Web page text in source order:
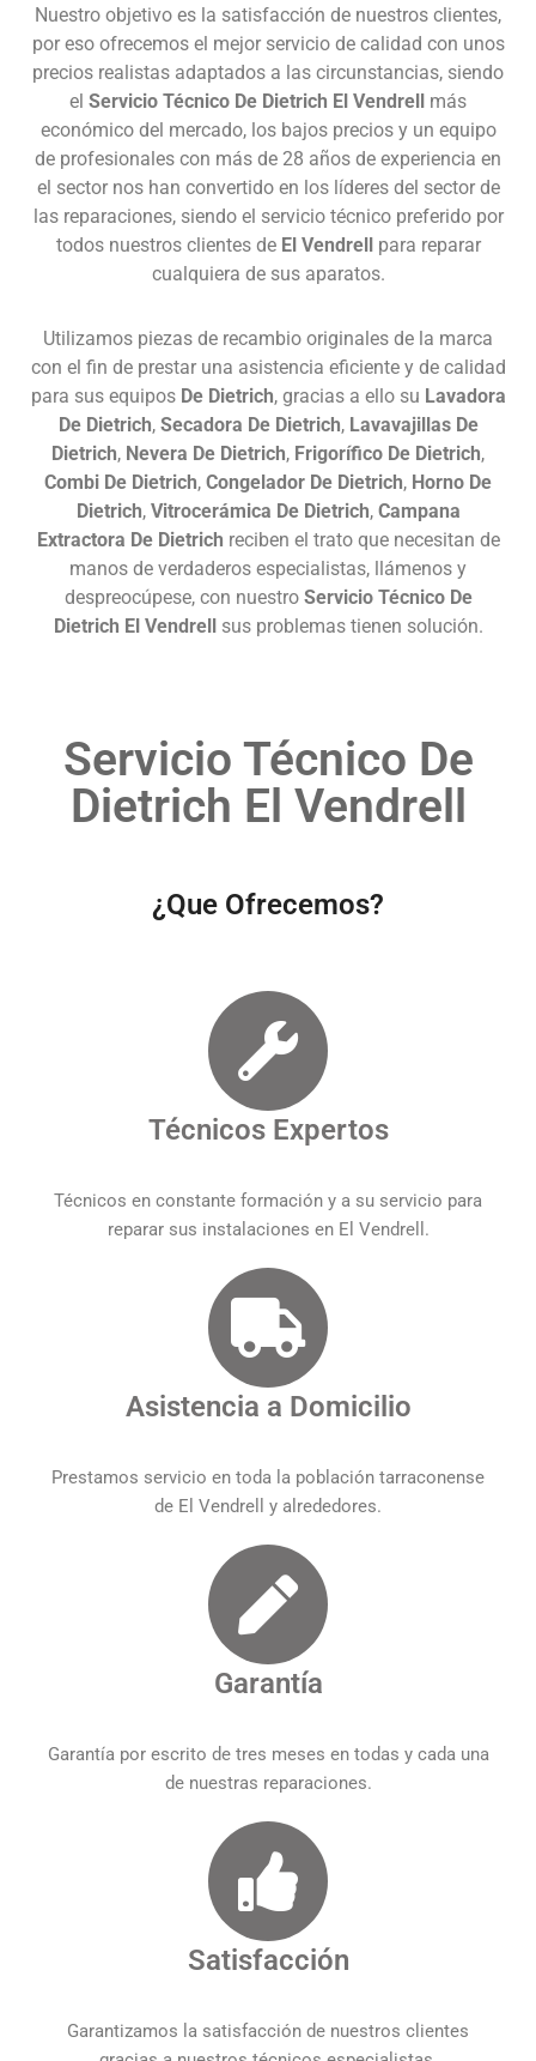
Nuestro objetivo es la satisfacción de nuestros clientes,
por eso ofrecemos el mejor servicio de calidad con unos
precios realistas adaptados a las circunstancias, siendo
el Servicio Técnico De Dietrich El Vendrell más
económico del mercado, los bajos precios y un equipo
de profesionales con más de 28 años de experiencia en
el sector nos han convertido en los líderes del sector de
las reparaciones, siendo el servicio técnico preferido por
todos nuestros clientes de El Vendrellpara reparar
cualquiera de sus aparatos.
Utilizamos piezas de recambio originales de la marca
con el fin de prestar una asistencia eficiente y de calidad
para sus equipos De Dietrich, gracias a ello su Lavadora
De Dietrich, Secadora De Dietrich, Lavavajillas De
Dietrich, Nevera De Dietrich, Frigorífico De Dietrich,
Combi De Dietrich, Congelador De Dietrich, Horno De
Dietrich, Vitrocerámica De Dietrich, Campana
Extractora De Dietrich reciben el trato que necesitan de
manos de verdaderos especialistas, llámenos y
despreocúpese, con nuestro Servicio Técnico De
Dietrich El Vendrellsus problemas tienen solución.
Servicio Técnico De
Dietrich El Vendrell
¿Que Ofrecemos?
Técnicos Expertos
Técnicos en constante formación y a su servicio para
reparar sus instalaciones en El Vendrell.
Asistencia a Domicilio
Prestamos servicio en toda la población tarraconense
de El Vendrell y alrededores.
Garantía
Garantía por escrito de tres meses en todas y cada una
de nuestras reparaciones.
Satisfacción
Garantizamos la satisfacción de nuestros clientes